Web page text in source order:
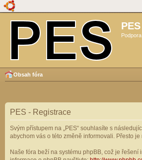
PES
Obsah fóra
PES - Registrace
Svým přístupem na „PES“ souhlasíte s
abychom vás o této změně informovali. Přesto
Naše fóra beží na systému phpBB, což je řešení